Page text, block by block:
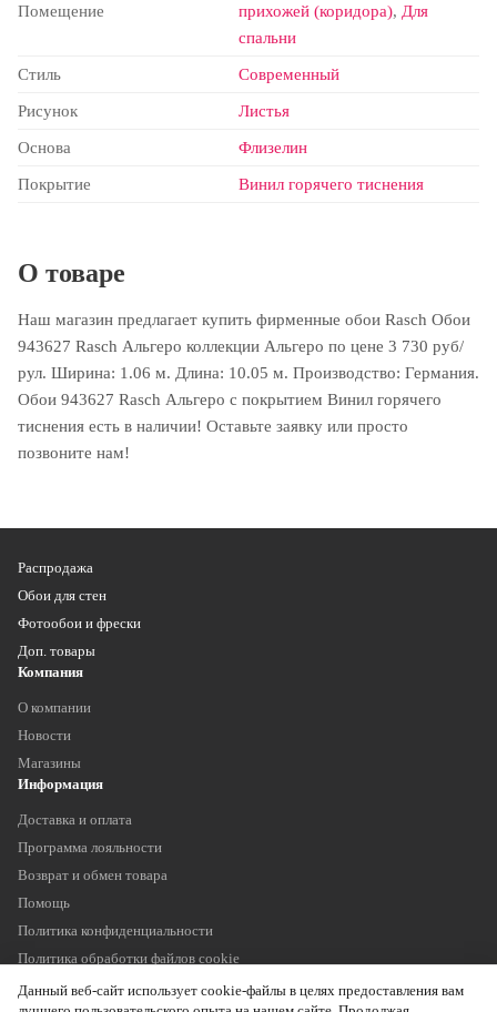
Помещение
прихожей (коридора), Для
спальни
Стиль Современный
Рисунок Листья
Основа Флизелин
Покрытие Винил горячего тиснения
О товаре
Наш магазин предлагает купить фирменные обои Rasch Обои
943627 Rasch Альгеро коллекции Альгеро по цене 3 730 руб/
рул. Ширина: 1.06 м. Длина: 10.05 м. Производство: Германия.
Обои 943627 Rasch Альгеро с покрытием Винил горячего
тиснения есть в наличии! Оставьте заявку или просто
позвоните нам!
Распродажа
Обои для стен
Фотообои и фрески
Доп. товары
Компания
О компании
Новости
Магазины
Информация
Доставка и оплата
Программа лояльности
Возврат и обмен товара
Помощь
Политика конфиденциальности
Политика обработки файлов cookie
Данный веб-сайт использует cookie-файлы в целях предоставления вам